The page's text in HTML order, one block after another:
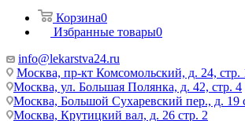
Корзина0
Избранные товары0
info@lekarstva24.ru
Москва, пр-кт Комсомольский, д. 24, стр.
Москва, ул. Большая Полянка, д. 42, стр. 4
Москва, Большой Сухаревский пер., д. 19
Москва, Крутицкий вал, д. 26 стр. 2